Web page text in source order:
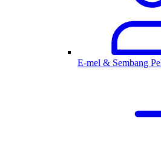
E-mel & Sembang